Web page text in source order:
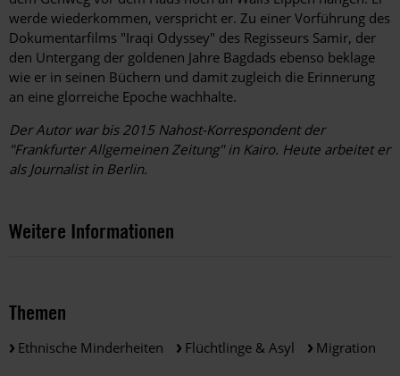
werde wiederkommen, verspricht er. Zu einer Vorführung des
Dokumentarfilms "Iraqi Odyssey" des Regisseurs Samir, der
den Untergang der goldenen Jahre Bagdads ebenso beklage
wie er in seinen Büchern und damit zugleich die Erinnerung
an eine glorreiche Epoche wachhalte.
Der Autor war bis 2015 Nahost-Korrespondent der
"Frankfurter Allgemeinen Zeitung" in Kairo. Heute arbeitet er
als Journalist in Berlin.
Weitere Informationen
Themen
Ethnische Minderheiten Flüchtlinge & Asyl Migration